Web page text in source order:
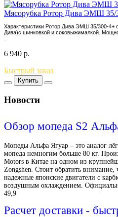
Мясорубка Ротор Дива ЭМШ 35/
Характеристики Ротор Дива ЭМШ 35/300-
Дива)с шинковкой и соковыжималкой.
6 940 р.
Быстрый заказ
Купить
Новости
Обзор мопеда S2
Мопеды Альфа Ягуар – это аналог
мопеда немногим больше 80 кг.
Motors в Китае на одном из
Zongshen. Стоит обратить
надежные японские двигатели с
воздушным охлаждением.
49,9
Расчет доставки -